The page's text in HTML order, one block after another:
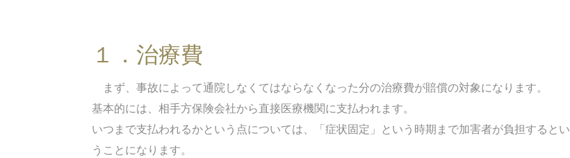
１．治療費
まず、事故によって通院しなくてはならなくなった分の治療費が賠償の対象になります。
基本的には、相手方保険会社から直接医療機関に支払われます。
いつまで支払われるかという点については、「症状固定」という時期まで加害者が負担するとい
うことになります。